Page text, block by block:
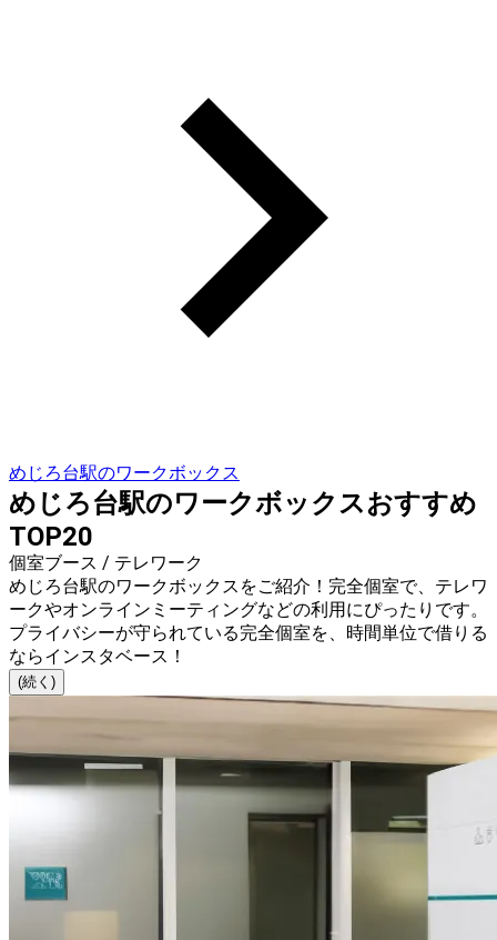
めじろ台駅のワークボックス
めじろ台駅のワークボックスおすすめ
TOP20
個室ブース / テレワーク
めじろ台駅のワークボックスをご紹介！完全個室で、テレワ
ークやオンラインミーティングなどの利用にぴったりです。
プライバシーが守られている完全個室を、時間単位で借りる
ならインスタベース！
(続く)